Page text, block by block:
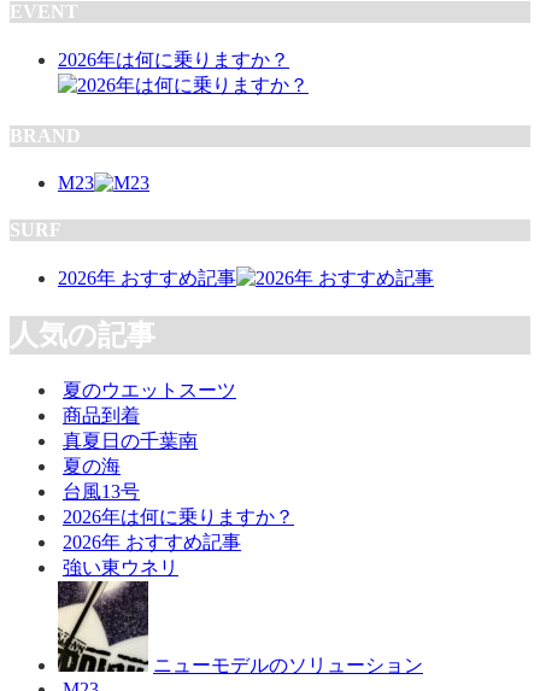
EVENT
2026年は何に乗りますか？
BRAND
M23
SURF
2026年 おすすめ記事
人気の記事
夏のウエットスーツ
商品到着
真夏日の千葉南
夏の海
台風13号
2026年は何に乗りますか？
2026年 おすすめ記事
強い東ウネリ
ニューモデルのソリューション